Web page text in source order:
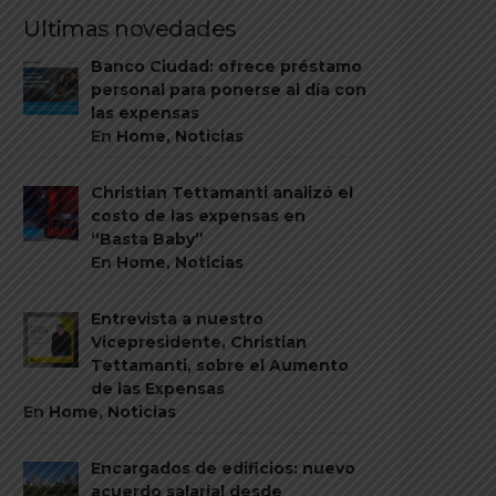
Ultimas novedades
Banco Ciudad: ofrece préstamo
personal para ponerse al día con
las expensas
En Home, Noticias
Christian Tettamanti analizó el
costo de las expensas en
“Basta Baby”
En Home, Noticias
Entrevista a nuestro
Vicepresidente, Christian
Tettamanti, sobre el Aumento
de las Expensas
En Home, Noticias
Encargados de edificios: nuevo
acuerdo salarial desde